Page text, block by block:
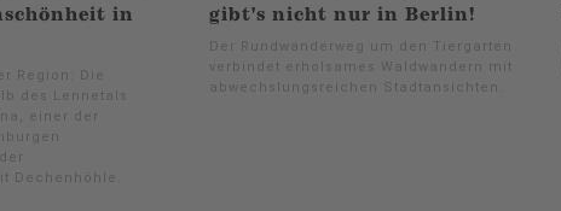
in
Region: Die
des Lennetals
einer der
Dechenhöhle.
gibt's nicht nur in Berlin!
Der Rundwanderweg um den Tiergarten
verbindet erholsames Waldwandern mit
abwechslungsreichen Stadtansichten.